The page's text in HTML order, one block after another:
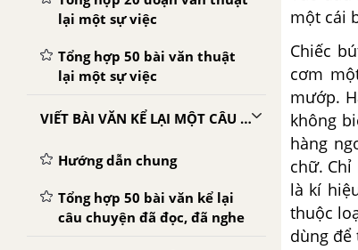
lại một sự việc
Tổng hợp 50 bài văn thuật
lại một sự việc
VIẾT BÀI VĂN KỂ LẠI MỘT CÂU CHUYỆN
Hướng dẫn chung
Tổng hợp 50 bài văn kể lại
câu chuyện đã đọc, đã nghe
một cái
Chiếc
cơm
mướp.
không
hàng
chữ.
là kí
thuộc
dùng để